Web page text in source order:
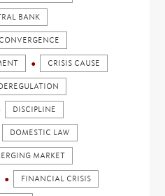
BANK
CONVERGENCE
CRISIS CAUSE
DISCIPLINE
DOMESTIC LAW
MARKET
FINANCIAL CRISIS